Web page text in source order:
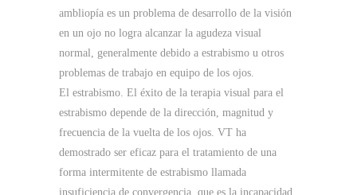
ambliopía es un problema de desarrollo de la visión
en un ojo no logra alcanzar la agudeza visual
normal, generalmente debido a estrabismo u otros
problemas de trabajo en equipo de los ojos.
El estrabismo. El éxito de la terapia visual para el
estrabismo depende de la dirección, magnitud y
frecuencia de la vuelta de los ojos. VT ha
demostrado ser eficaz para el tratamiento de una
forma intermitente de estrabismo llamada
insuficiencia de convergencia, que es la incapacidad